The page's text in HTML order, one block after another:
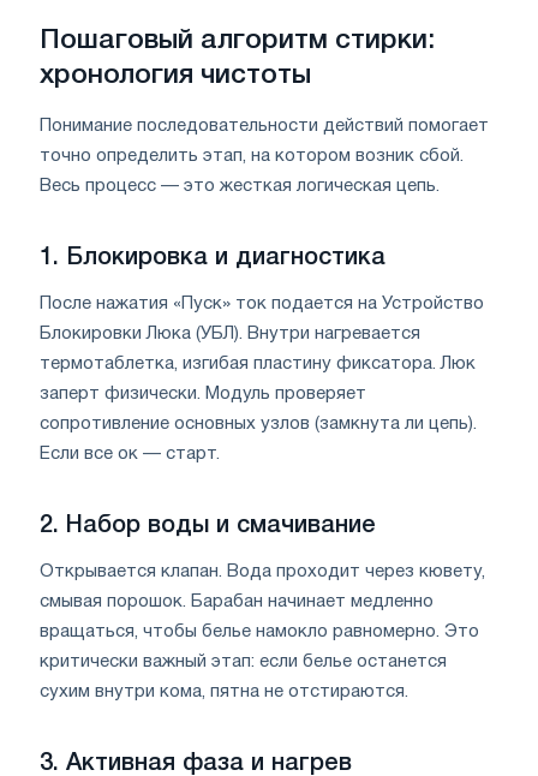
Пошаговый алгоритм стирки:
хронология чистоты
Понимание последовательности действий помогает
точно определить этап, на котором возник сбой.
Весь процесс — это жесткая логическая цепь.
1. Блокировка и диагностика
После нажатия «Пуск» ток подается на Устройство
Блокировки Люка (УБЛ). Внутри нагревается
термотаблетка, изгибая пластину фиксатора. Люк
заперт физически. Модуль проверяет
сопротивление основных узлов (замкнута ли цепь).
Если все ок — старт.
2. Набор воды и смачивание
Открывается клапан. Вода проходит через кювету,
смывая порошок. Барабан начинает медленно
вращаться, чтобы белье намокло равномерно. Это
критически важный этап: если белье останется
сухим внутри кома, пятна не отстираются.
3. Активная фаза и нагрев